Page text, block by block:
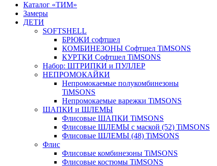
Каталог «ТИМ»
Замеры
ДЕТИ
SOFTSHELL
БРЮКИ софтшел
КОМБИНЕЗОНЫ Софтшел TiMSONS
КУРТКИ Софтшел TiMSONS
Набор: ШТРИПКИ и ПУЛЛЕР
НЕПРОМОКАЙКИ
Непромокаемые полукомбинезоны
TiMSONS
Непромокаемые варежки TiMSONS
ШАПКИ и ШЛЕМЫ
Флисовые ШАПКИ TiMSONS
Флисовые ШЛЕМЫ с маской (52) TiMSONS
Флисовые ШЛЕМЫ (48) TiMSONS
Флис
Флисовые комбинезоны TiMSONS
Флисовые костюмы TiMSONS